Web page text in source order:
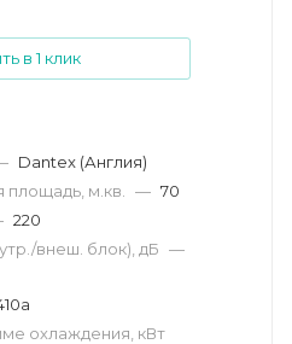
в 1 клик
Dantex (Англия)
м.кв.
— 70
220
внеш. блок), дБ —
охлаждения, кВт